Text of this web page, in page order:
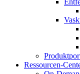
Ressourcen-